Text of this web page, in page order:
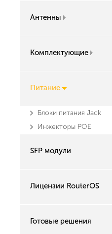
Антенны
Комплектующие
Питание
Блоки питания Jack
Инжекторы POE
SFP модули
Лицензии RouterOS
Готовые решения